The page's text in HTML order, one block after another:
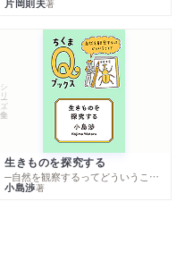
著
シリーズ・全集
生きものを探究する
─自然を観察するってどういうこと？
小島渉著